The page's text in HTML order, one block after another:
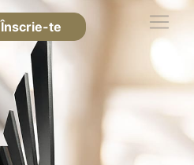
Înscrie-te